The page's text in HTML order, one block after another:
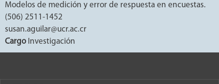
Modelos de medición y error de respuesta en encuestas.
(506) 2511-1452
susan.aguilar@ucr.ac.cr
Cargo Investigación